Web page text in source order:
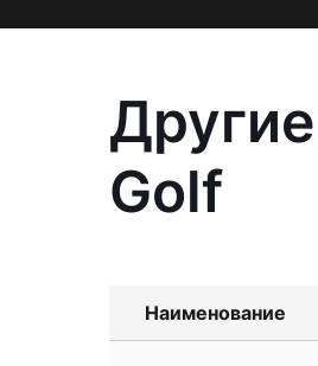
Golf
Наименование